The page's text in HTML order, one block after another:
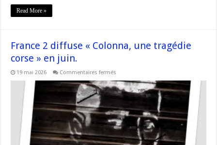
Read More »
France 2 diffuse « Colonna, une tragédie
corse » en juin.
19 mai 2026 Commentaires fermés
2
diffuse
«
une
tragédie
corse
»
en
juin.